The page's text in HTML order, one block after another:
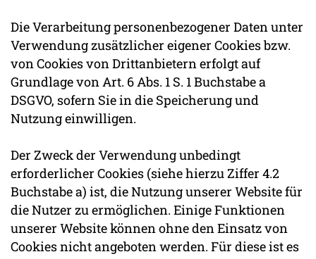
Die Verarbeitung personenbezogener Daten unter
Verwendung zusätzlicher eigener Cookies bzw.
von Cookies von Drittanbietern erfolgt auf
Grundlage von Art. 6 Abs. 1 S. 1 Buchstabe a
DSGVO, sofern Sie in die Speicherung und
Nutzung einwilligen.
Der Zweck der Verwendung unbedingt
erforderlicher Cookies (siehe hierzu Ziffer 4.2
Buchstabe a) ist, die Nutzung unserer Website für
die Nutzer zu ermöglichen. Einige Funktionen
unserer Website können ohne den Einsatz von
Cookies nicht angeboten werden. Für diese ist es